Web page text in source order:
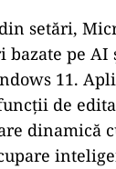
setări,
bazate pe
11.
de
dinamică